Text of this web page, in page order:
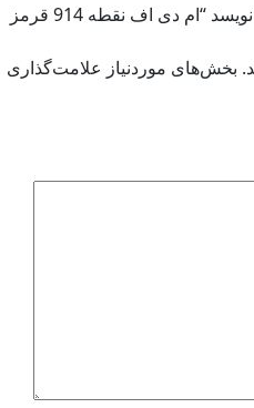
اولین کسی باشید که دیدگاهی می نویسد “ام دی اف نقطه 914 قرمز
بخش‌های موردنیاز علامت‌گذاری